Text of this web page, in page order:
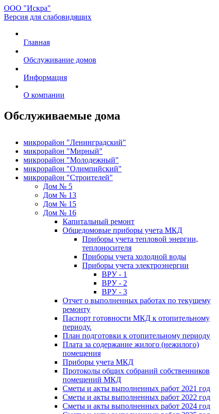
ООО "Искра"
Версия для слабовидящих
Главная
Обслуживание домов
Информация
О компании
Обслуживаемые дома
микрорайон "Ленинградский"
микрорайон "Мирный"
микрорайон "Молодежный"
микрорайон "Олимпийский"
микрорайон "Строителей"
Дом № 5
Дом № 13
Дом № 15
Дом № 16
Капитальный ремонт
Общедомовые приборы учета МКД
Приборы учета тепловой энергии,
теплоносителя
Приборы учета холодной воды
Приборы учета электроэнергии
ВРУ - 1
ВРУ - 2
ВРУ - 3
Отчет о выполненных работах по текущему
ремонту
Паспорт готовности МКД к отопительному
периоду.
План подготовки к отопительному периоду
Плата за содержание жилого (нежилого)
помещения
Приборы учета МКД
Протоколы общих собраний собственников
помещений МКД
Сметы и акты выполненных работ 2021 год
Сметы и акты выполненных работ 2022 год
Сметы и акты выполненных работ 2024 год